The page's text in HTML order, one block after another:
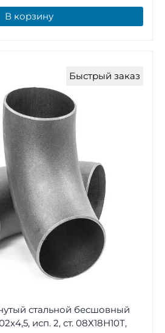
В корзину
Быстрый заказ
стальной бесшовный
исп. 2, ст. 08Х18Н10Т,